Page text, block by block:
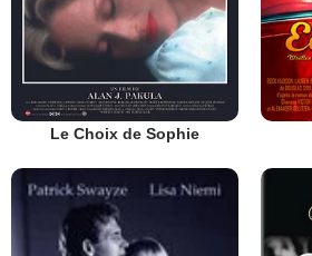
Le Choix de Sophie